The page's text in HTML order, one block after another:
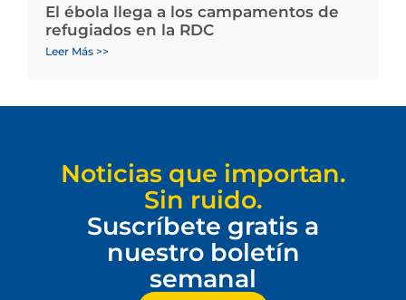
El ébola llega a los campamentos de
refugiados en la RDC
Leer Más >>
Noticias que importan.
Sin ruido.
Suscríbete gratis a
nuestro boletín
semanal